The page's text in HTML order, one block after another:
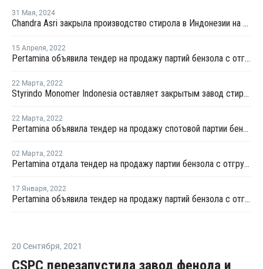
31 Мая, 2024
Chandra Asri закрыла производство стирола в Индонезии на ремонт
15 Апреля, 2022
Pertamina объявила тендер на продажу партий бензола с отгрузкой в мае - июне
22 Марта, 2022
Styrindo Monomer Indonesia оставляет закрытым завод стирола № 1 в Мераке
22 Марта, 2022
Pertamina объявила тендер на продажу спотовой партии бензола с отгрузкой в апреле
02 Марта, 2022
Pertamina отдала тендер на продажу партии бензола с отгрузкой в марте
17 Января, 2022
Pertamina объявила тендер на продажу партий бензола с отгрузкой в феврале - марте
20 Сентября, 2021
CSPC перезапустила завод фенола и